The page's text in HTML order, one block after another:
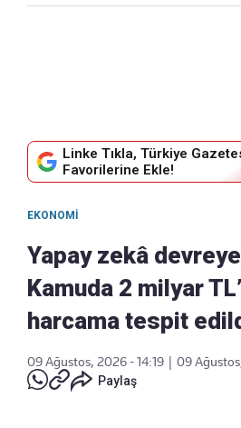
Linke Tıkla, Türkiye
Favorilerine Ekle!
EKONOMI
Yapay zekâ
Kamuda 2 milyar
harcama tespit
09 Ağustos, 2026 - 14:19
09
Paylaş